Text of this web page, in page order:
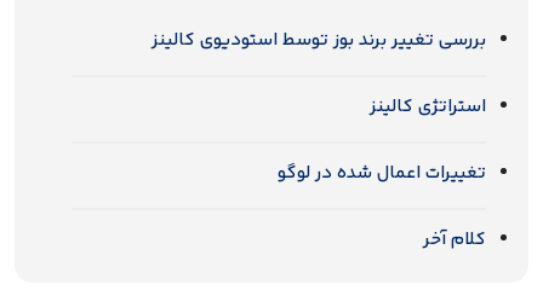
بررسی تغییر برند بوز توسط استودیوی کالینز
استراتژی کالینز
تغییرات اعمال شده در لوگو
کلام آخر